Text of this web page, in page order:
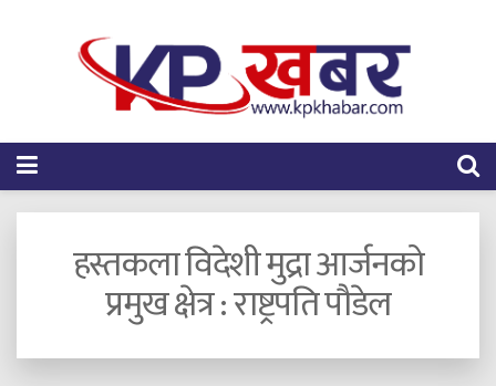
हस्तकला विदेशी मुद्रा आर्जनको
प्रमुख क्षेत्र : राष्ट्रपति पौडेल